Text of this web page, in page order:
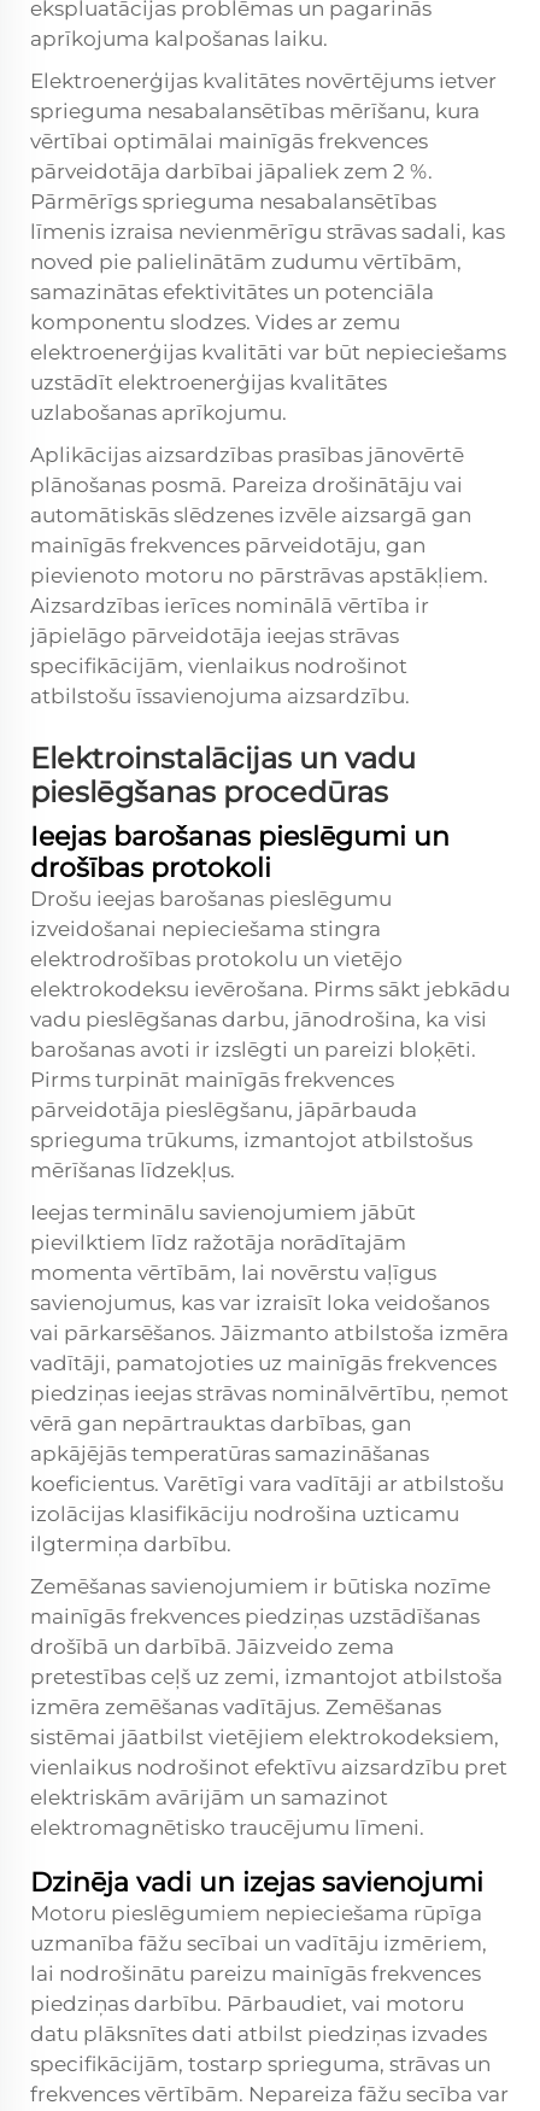
ekspluatācijas problēmas un pagarinās
aprīkojuma kalpošanas laiku.
Elektroenerģijas kvalitātes novērtējums ietver
sprieguma nesabalansētības mērīšanu, kura
vērtībai optimālai mainīgās frekvences
pārveidotāja darbībai jāpaliek zem 2 %.
Pārmērīgs sprieguma nesabalansētības
līmenis izraisa nevienmērīgu strāvas sadali, kas
noved pie palielinātām zudumu vērtībām,
samazinātas efektivitātes un potenciāla
komponentu slodzes. Vides ar zemu
elektroenerģijas kvalitāti var būt nepieciešams
uzstādīt elektroenerģijas kvalitātes
uzlabošanas aprīkojumu.
Aplikācijas aizsardzības prasības jānovērtē
plānošanas posmā. Pareiza drošinātāju vai
automātiskās slēdzenes izvēle aizsargā gan
mainīgās frekvences pārveidotāju, gan
pievienoto motoru no pārstrāvas apstākļiem.
Aizsardzības ierīces nominālā vērtība ir
jāpielāgo pārveidotāja ieejas strāvas
specifikācijām, vienlaikus nodrošinot
atbilstošu īssavienojuma aizsardzību.
Elektroinstalācijas un vadu
pieslēgšanas procedūras
Ieejas barošanas pieslēgumi un
drošības protokoli
Drošu ieejas barošanas pieslēgumu
izveidošanai nepieciešama stingra
elektrodrošības protokolu un vietējo
elektrokodeksu ievērošana. Pirms sākt jebkādu
vadu pieslēgšanas darbu, jānodrošina, ka visi
barošanas avoti ir izslēgti un pareizi bloķēti.
Pirms turpināt mainīgās frekvences
pārveidotāja pieslēgšanu, jāpārbauda
sprieguma trūkums, izmantojot atbilstošus
mērīšanas līdzekļus.
Ieejas terminālu savienojumiem jābūt
pievilktiem līdz ražotāja norādītajām
momenta vērtībām, lai novērstu vaļīgus
savienojumus, kas var izraisīt loka veidošanos
vai pārkarsēšanos. Jāizmanto atbilstoša izmēra
vadītāji, pamatojoties uz mainīgās frekvences
piedziņas ieejas strāvas nominālvērtību, ņemot
vērā gan nepārtrauktas darbības, gan
apkājējās temperatūras samazināšanas
koeficientus. Varētīgi vara vadītāji ar atbilstošu
izolācijas klasifikāciju nodrošina uzticamu
ilgtermiņa darbību.
Zemēšanas savienojumiem ir būtiska nozīme
mainīgās frekvences piedziņas uzstādīšanas
drošībā un darbībā. Jāizveido zema
pretestības ceļš uz zemi, izmantojot atbilstoša
izmēra zemēšanas vadītājus. Zemēšanas
sistēmai jāatbilst vietējiem elektrokodeksiem,
vienlaikus nodrošinot efektīvu aizsardzību pret
elektriskām avārijām un samazinot
elektromagnētisko traucējumu līmeni.
Dzinēja vadi un izejas savienojumi
Motoru pieslēgumiem nepieciešama rūpīga
uzmanība fāžu secībai un vadītāju izmēriem,
lai nodrošinātu pareizu mainīgās frekvences
piedziņas darbību. Pārbaudiet, vai motoru
datu plāksnītes dati atbilst piedziņas izvades
specifikācijām, tostarp sprieguma, strāvas un
frekvences vērtībām. Nepareiza fāžu secība var